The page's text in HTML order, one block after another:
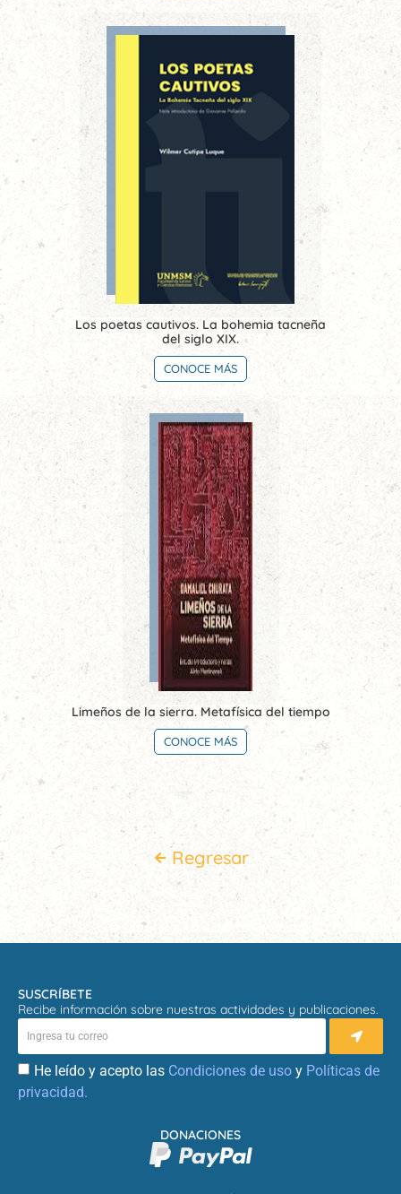
Los poetas cautivos. La bohemia tacneña
del siglo XIX.
CONOCE MÁS
Limeños de la sierra. Metafísica del tiempo
CONOCE MÁS
Regresar
SUSCRÍBETE
Recibe información sobre nuestras actividades y publicaciones.
He leído y acepto las Condiciones de uso y Políticas de
privacidad.
DONACIONES